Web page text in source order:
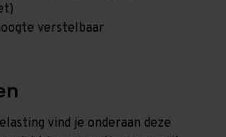
verstelbaar
vind je onderaan deze